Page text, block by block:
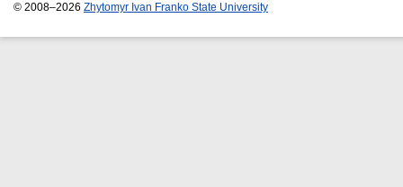
© 2008–2026 Zhytomyr Ivan Franko State University